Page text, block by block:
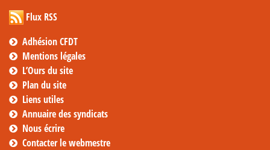
Flux RSS
Adhésion CFDT
Mentions légales
L’Ours du site
Plan du site
Liens utiles
Annuaire des syndicats
Nous écrire
Contacter le webmestre